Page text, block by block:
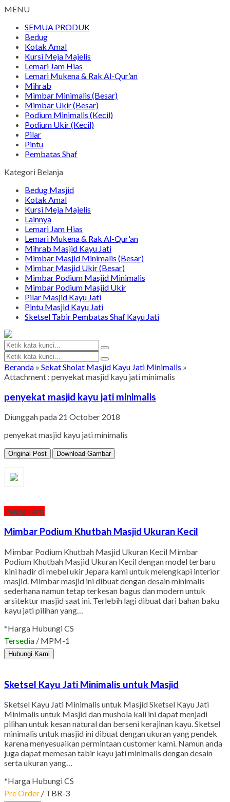
MENU
SEMUA PRODUK
Bedug
Kotak Amal
Kursi Meja Majelis
Lemari Jam Hias
Lemari Mukena & Rak Al-Qur’an
Mihrab
Mimbar Minimalis (Besar)
Mimbar Ukir (Besar)
Podium Minimalis (Kecil)
Podium Ukir (Kecil)
Pilar
Pintu
Pembatas Shaf
Kategori Belanja
Bedug Masjid
Kotak Amal
Kursi Meja Majelis
Lainnya
Lemari Jam Hias
Lemari Mukena & Rak Al-Qur'an
Mihrab Masjid Kayu Jati
Mimbar Masjid Minimalis (Besar)
Mimbar Masjid Ukir (Besar)
Mimbar Podium Masjid Minimalis
Mimbar Podium Masjid Ukir
Pilar Masjid Kayu Jati
Pintu Masjid Kayu Jati
Sketsel Tabir Pembatas Shaf Kayu Jati
Beranda » Sekat Sholat Masjid Kayu Jati Minimalis »
Attachment : penyekat masjid kayu jati minimalis
penyekat masjid kayu jati minimalis
Diunggah pada 21 October 2018
penyekat masjid kayu jati minimalis
Original Post Download Gambar
Paling Laris
Mimbar Podium Khutbah Masjid Ukuran Kecil
Mimbar Podium Khutbah Masjid Ukuran Kecil Mimbar
Podium Khutbah Masjid Ukuran Kecil dengan model terbaru
kini hadir di mebel ukir Jepara kami untuk melengkapi interior
masjid. Mimbar masjid ini dibuat dengan desain minimalis
sederhana namun tetap terkesan bagus dan modern untuk
arsitektur masjid saat ini. Terlebih lagi dibuat dari bahan baku
kayu jati pilihan yang…
*Harga Hubungi CS
Tersedia / MPM-1
Hubungi Kami
Sketsel Kayu Jati Minimalis untuk Masjid
Sketsel Kayu Jati Minimalis untuk Masjid Sketsel Kayu Jati
Minimalis untuk Masjid dan mushola kali ini dapat menjadi
pilihan untuk kesan natural dan berseni kerajinan kayu. Sketsel
minimalis untuk masjid ini dibuat dengan ukuran yang pendek
karena menyesuaikan permintaan customer kami. Namun anda
juga dapat memesan tabir kayu jati minimalis dengan desain
serta ukuran yang…
*Harga Hubungi CS
Pre Order / TBR-3